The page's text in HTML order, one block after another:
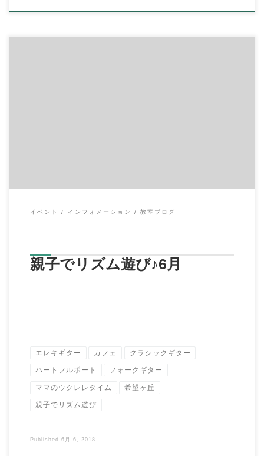
イベント インフォメーション 教室ブログ
親子でリズム遊び♪6月
エレキギター カフェ クラシックギター
ハートフルポート フォークギター
ママのウクレレタイム 希望ヶ丘
親子でリズム遊び
Published 6月 6, 2018